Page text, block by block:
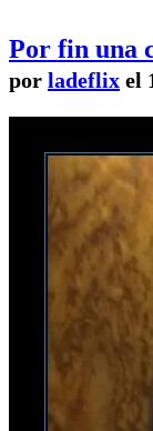
Por fin una
por ladeflix el